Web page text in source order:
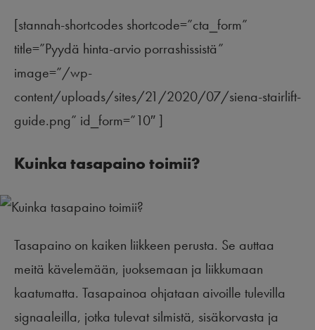
[stannah-shortcodes shortcode=”cta_form”
title=”Pyydä hinta-arvio porrashissistä”
image=”/wp-
content/uploads/sites/21/2020/07/siena-stairlift-
guide.png” id_form=”10″ ]
Kuinka tasapaino toimii?
Tasapaino on kaiken liikkeen perusta. Se auttaa
meitä kävelemään, juoksemaan ja liikkumaan
kaatumatta. Tasapainoa ohjataan aivoille tulevilla
signaaleilla, jotka tulevat silmistä, sisäkorvasta ja